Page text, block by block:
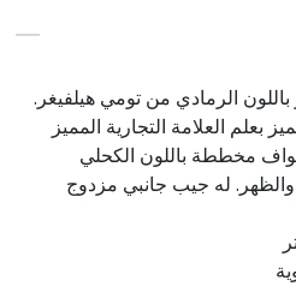
الرمادي من تومي هيلفيغر.
بعلم العلامة التجارية المميز
مخططة باللون الكحلي
والظهر. له جيب جانبي مزدوج